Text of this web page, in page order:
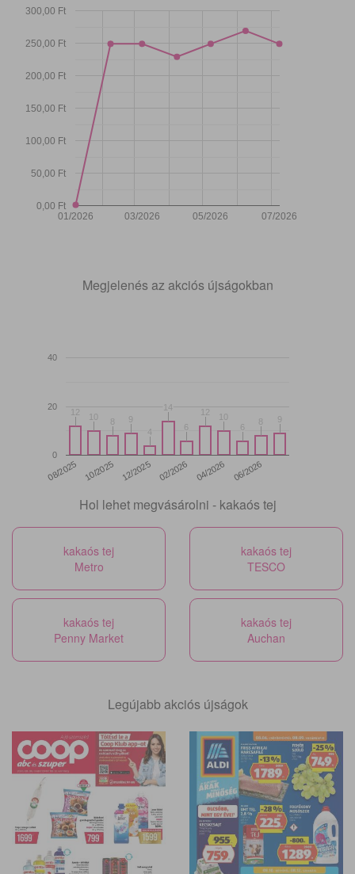
01/2026 03/2026 05/2026 07/2026
0,00 Ft
50,00 Ft
100,00 Ft
150,00 Ft
200,00 Ft
250,00 Ft
300,00 Ft
Megjelenés az akciós újságokban
08/2025 10/2025 12/2025 02/2026 04/2026 06/2026
0
20
40
12
12 10
10 88 99
44
14
14
66
12
12 10
10
66
88 99
Hol lehet megvásárolni - kakaós tej
kakaós tej
Metro
kakaós tej
TESCO
kakaós tej
Penny Market
kakaós tej
Auchan
Legújabb akciós újságok